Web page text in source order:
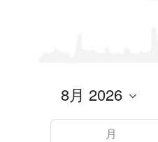
月